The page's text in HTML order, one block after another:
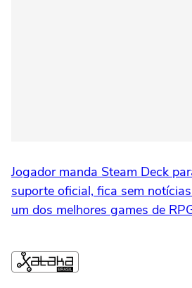
Jogador manda Steam Deck
suporte oficial, fica sem
um dos melhores games de